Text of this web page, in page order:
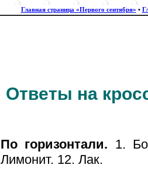
Главная страница «Первого сентября» •
Ответы на
По горизонтали. 1.
Лимонит. 12. Лак.